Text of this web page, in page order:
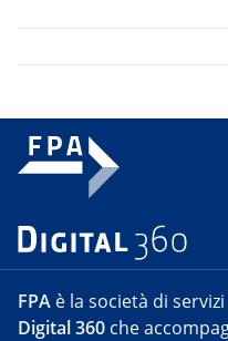
FPA è la società di
Digital 360 che